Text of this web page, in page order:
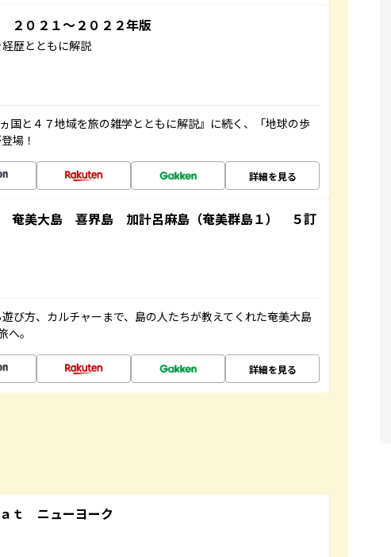
０２１～２０２２年版
歴とともに解説
国と４７地域を旅の雑学とともに解説』に続く、「地球の歩
場！
詳細を見る
美大島 喜界島 加計呂麻島（奄美群島１） ５訂
び方、カルチャーまで、島の人たちが教えてくれた奄美大島
。
詳細を見る
ｔ ニューヨーク